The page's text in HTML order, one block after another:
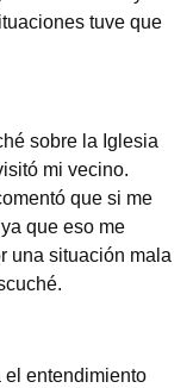
tuve que
sobre la Iglesia
mi vecino.
que si me
que eso me
una situación mala
el entendimiento